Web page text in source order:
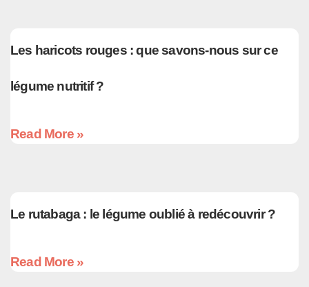
Les haricots rouges : que savons-nous sur ce
légume nutritif ?
Read More »
Le rutabaga : le légume oublié à redécouvrir ?
Read More »